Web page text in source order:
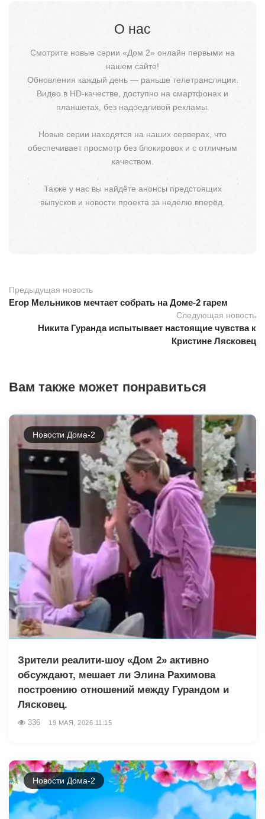
О нас
Смотрите новые серии «Дом 2» онлайн первыми на
нашем сайте!
Обновления каждый день — раньше телетрансляции.
Видео в HD-качестве, доступно на смартфонах и
планшетах, без надоедливой рекламы.
Новые серии находятся на наших серверах, что
обеспечивает просмотр без блокировок и с отличным
качеством.
Также у нас вы найдёте анонсы предстоящих
выпусков и новости проекта за неделю вперёд.
Предыдущая новость
Егор Мельников мечтает собрать на Доме-2 гарем
Следующая новость
Никита Гуранда испытывает настоящие чувства к
Кристине Лясковец
Вам также может понравиться
Новости Дома-2
Зрители реалити-шоу «Дом 2» активно
обсуждают, мешает ли Элина Рахимова
построению отношений между Гурандом и
Лясковец.
336 19 МАЯ, 2026 11:15
Новости Дома-2